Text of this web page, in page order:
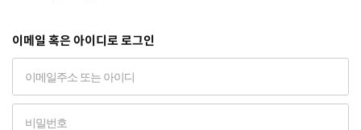
이메일 혹은 아이디로 로그인